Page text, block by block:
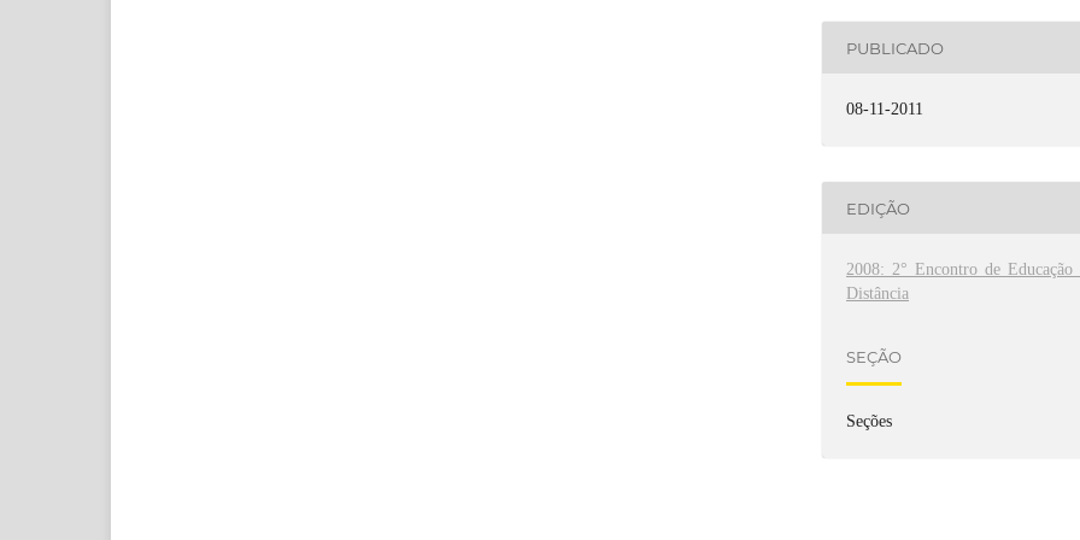
PUBLICADO
08-11-2011
EDIÇÃO
2008: 2° Encontro de Educação
Distância
SEÇÃO
Seções